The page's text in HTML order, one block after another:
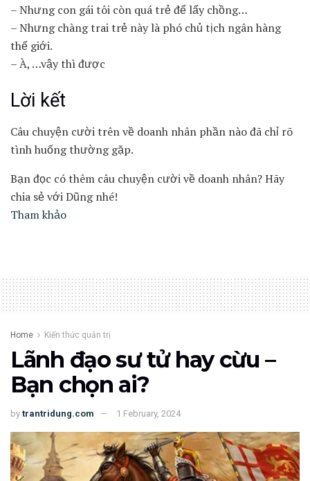
– Nhưng con gái tôi còn quá trẻ để lấy chồng…
– Nhưng chàng trai trẻ này là phó chủ tịch ngân hàng
thế giới.
– À, …vậy thì được
Lời kết
Câu chuyện cười trên về doanh nhân phần nào đã chỉ rõ
tình huống thường gặp.
Bạn đọc có thêm câu chuyện cười về doanh nhân? Hãy
chia sẻ với Dũng nhé!
Tham khảo
Home Kiến thức quản trị
Lãnh đạo sư tử hay cừu –
Bạn chọn ai?
by trantridung.com 1 February, 2024